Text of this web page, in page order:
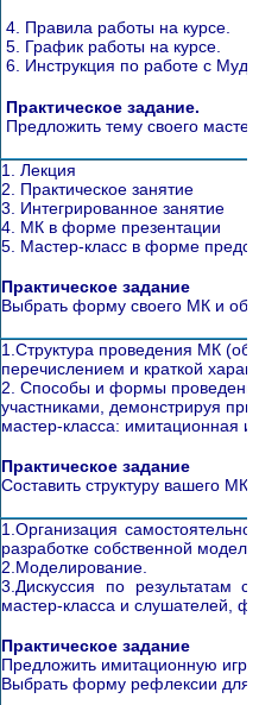
4. Правила работы на курсе.
5. График работы на курсе.
6. Инструкция по работе с
Практическое задание.
Предложить тему своего
1. Лекция
2. Практическое занятие
3. Интегрированное занятие
4. МК в форме презентации
5. Мастер-класс в форме
Практическое задание
Выбрать форму своего МК и
1.Структура проведения МК
перечислением и краткой
2. Способы и формы
участниками, демонстрируя
мастер-класса: имитационная
Практическое задание
Составить структуру вашего МК.
1.Организация
разработке собственной
2.Моделирование.
3.Дискуссия по результатам
мастер-класса и слушателей,
Практическое задание
Предложить имитационную
Выбрать форму рефлексии для